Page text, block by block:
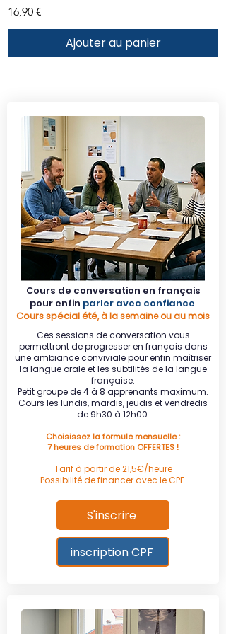
Prix
16,90 €
Ajouter au panier
Cours de conversation en français
pour enfin parler avec confiance
Cours spécial été, à la semaine ou au mois
Ces sessions de conversation vous
permettront de progresser en français dans
une ambiance conviviale pour enfin maîtriser
la langue orale et les subtilités de la langue
française.
Petit groupe de 4 à 8 apprenants maximum.
Cours les lundis, mardis, jeudis et vendredis
de 9h30 à 12h00.
Choisissez la formule mensuelle :
7 heures de formation OFFERTES !​
Tarif à partir de 21,5€/heure​
Possibilité de financer avec le CPF.
S'inscrire
inscription CPF